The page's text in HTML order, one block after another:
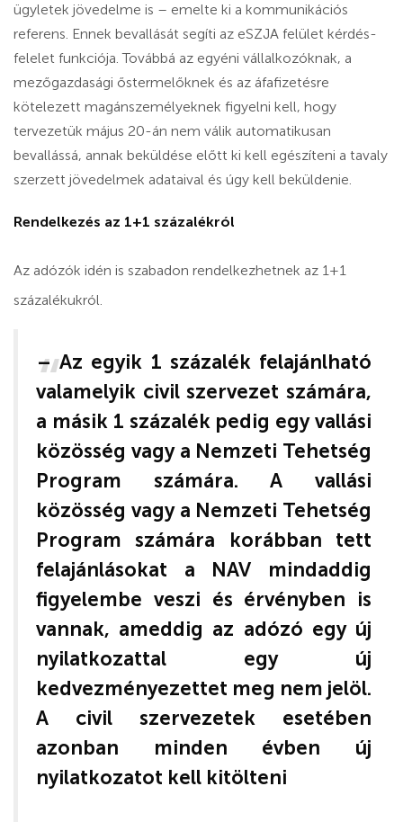
ügyletek jövedelme is – emelte ki a kommunikációs
referens. Ennek bevallását segíti az eSZJA felület kérdés-
felelet funkciója. Továbbá az egyéni vállalkozóknak, a
mezőgazdasági őstermelőknek és az áfafizetésre
kötelezett magánszemélyeknek figyelni kell, hogy
tervezetük május 20-án nem válik automatikusan
bevallássá, annak beküldése előtt ki kell egészíteni a tavaly
szerzett jövedelmek adataival és úgy kell beküldenie.
Rendelkezés az 1+1 százalékról
Az adózók idén is szabadon rendelkezhetnek az 1+1
százalékukról.
– Az egyik 1 százalék felajánlható
valamelyik civil szervezet számára,
a másik 1 százalék pedig egy vallási
közösség vagy a Nemzeti Tehetség
Program számára. A vallási
közösség vagy a Nemzeti Tehetség
Program számára korábban tett
felajánlásokat a NAV mindaddig
figyelembe veszi és érvényben is
vannak, ameddig az adózó egy új
nyilatkozattal egy új
kedvezményezettet meg nem jelöl.
A civil szervezetek esetében
azonban minden évben új
nyilatkozatot kell kitölteni